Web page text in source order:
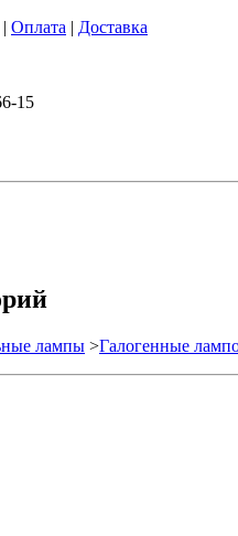
| Оплата | Доставка
15
лампы >Галогенные